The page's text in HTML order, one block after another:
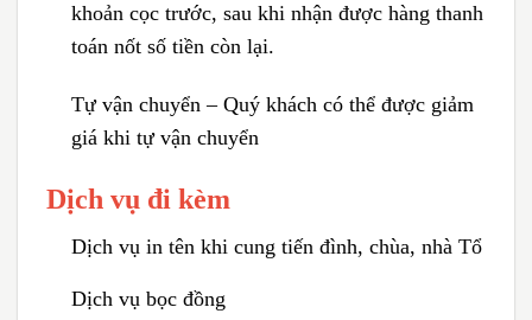
khoản cọc trước, sau khi nhận được hàng thanh
toán nốt số tiền còn lại.
Tự vận chuyển – Quý khách có thể được giảm
giá khi tự vận chuyển
Dịch vụ đi kèm
Dịch vụ in tên khi cung tiến đình, chùa, nhà Tổ
Dịch vụ bọc đồng